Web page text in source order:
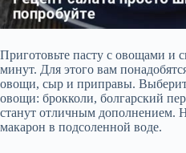
Приготовьте пасту с овощами и
минут. Для этого вам
овощи, сыр и приправы.
овощи: брокколи, болгарский
станут отличным дополнением.
макарон в подсоленной воде.